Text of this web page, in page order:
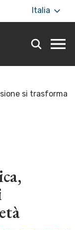
Italia
si trasforma